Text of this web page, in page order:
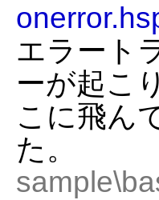
エラート
ーが起こ
こに飛ん
た。